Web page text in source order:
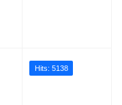
Hits: 5138